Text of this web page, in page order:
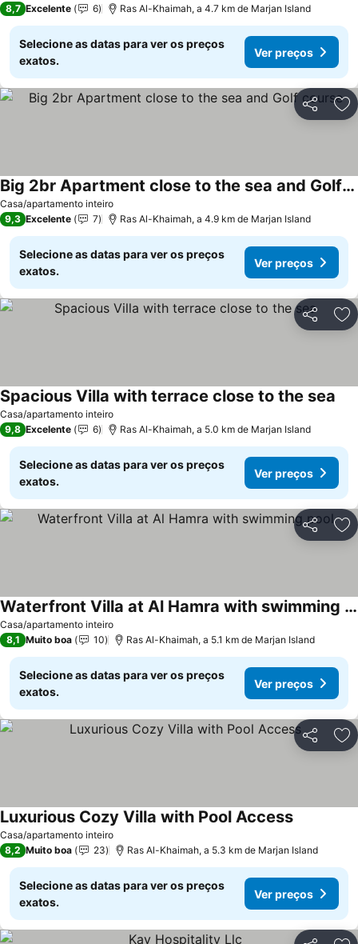
8,7 Excelente 6 Ras Al-Khaimah, a 4.7 km de Marjan Island
Selecione as datas para ver os preços
exatos.
Ver preços
Partilhar
Casa/apartamento inteiro
Big 2br Apartment close to the sea and Golf course
9,3 Excelente 7 Ras Al-Khaimah, a 4.9 km de Marjan Island
Selecione as datas para ver os preços
exatos.
Ver preços
Partilhar
Casa/apartamento inteiro
Spacious Villa with terrace close to the sea
9,8 Excelente 6 Ras Al-Khaimah, a 5.0 km de Marjan Island
Selecione as datas para ver os preços
exatos.
Ver preços
Partilhar
Casa/apartamento inteiro
Waterfront Villa at Al Hamra with swimming pool
8,1 Muito boa 10 Ras Al-Khaimah, a 5.1 km de Marjan Island
Selecione as datas para ver os preços
exatos.
Ver preços
Partilhar
Casa/apartamento inteiro
Luxurious Cozy Villa with Pool Access
8,2 Muito boa 23 Ras Al-Khaimah, a 5.3 km de Marjan Island
Selecione as datas para ver os preços
exatos.
Ver preços